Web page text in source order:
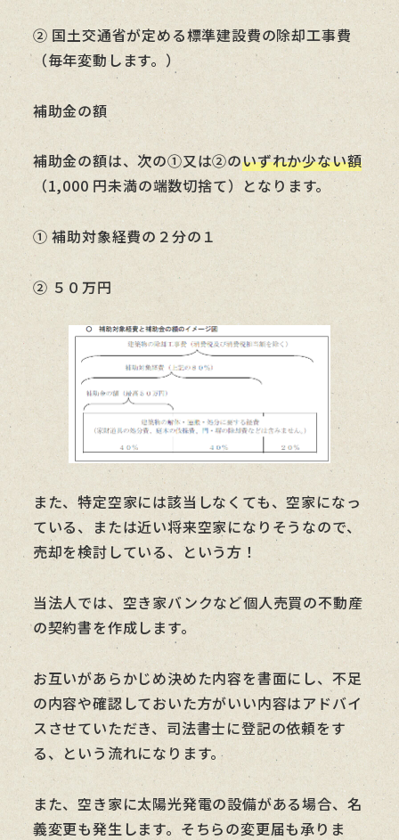
② 国土交通省が定める標準建設費の除却工事費
（毎年変動します。）
補助金の額
補助金の額は、次の①又は②のいずれか少ない額
（1,000 円未満の端数切捨て）となります。
① 補助対象経費の２分の１
② ５０万円
また、特定空家には該当しなくても、空家になっ
ている、または近い将来空家になりそうなので、
売却を検討している、という方！
当法人では、空き家バンクなど個人売買の不動産
の契約書を作成します。
お互いがあらかじめ決めた内容を書面にし、不足
の内容や確認しておいた方がいい内容はアドバイ
スさせていただき、司法書士に登記の依頼をす
る、という流れになります。
また、空き家に太陽光発電の設備がある場合、名
義変更も発生します。そちらの変更届も承りま